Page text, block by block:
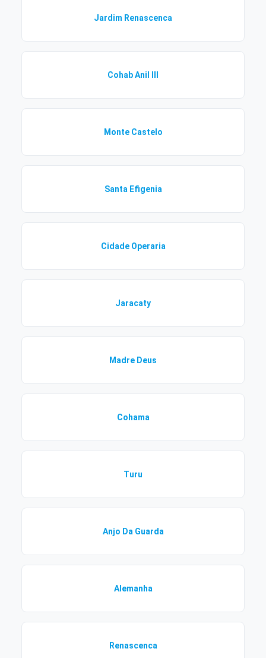
Jardim Renascenca
Cohab Anil III
Monte Castelo
Santa Efigenia
Cidade Operaria
Jaracaty
Madre Deus
Cohama
Turu
Anjo Da Guarda
Alemanha
Renascenca